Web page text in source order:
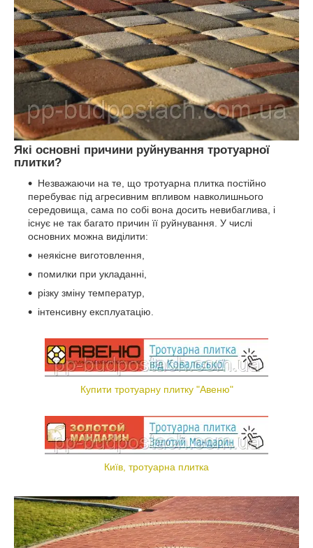
Які основні причини руйнування тротуарної
плитки?
Незважаючи на те, що тротуарна плитка постійно
перебуває під агресивним впливом навколишнього
середовища, сама по собі вона досить невибаглива, і
існує не так багато причин її руйнування. У числі
основних можна виділити:
неякісне виготовлення,
помилки при укладанні,
різку зміну температур,
інтенсивну експлуатацію.
Купити тротуарну плитку "Авеню"
Київ, тротуарна плитка